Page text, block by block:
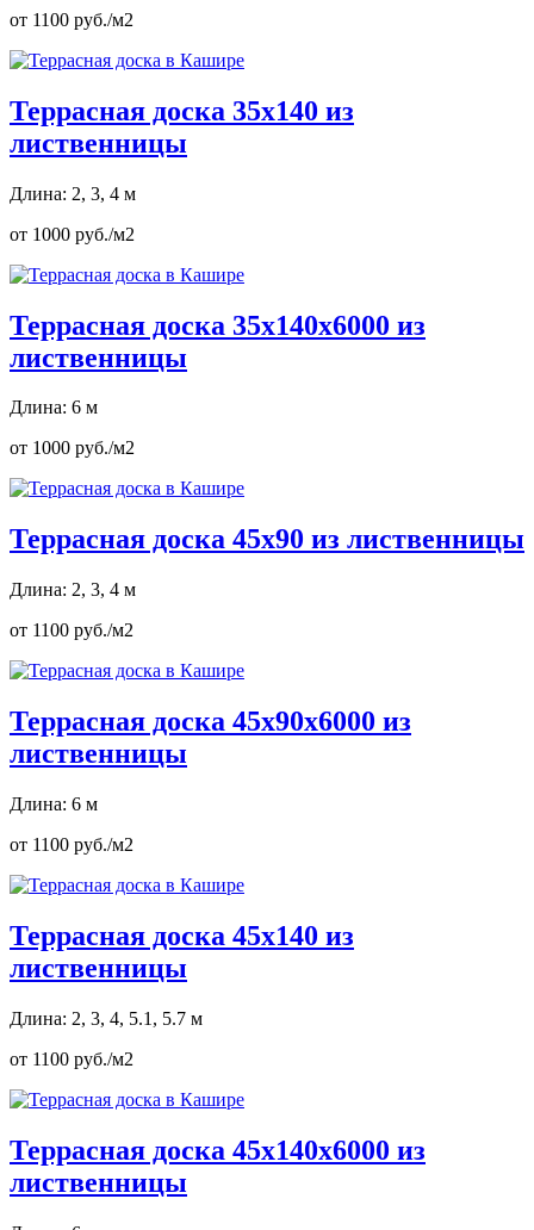
от 1100 руб./м2
Террасная доска 35х140 из
лиственницы
Длина: 2, 3, 4 м
от 1000 руб./м2
Террасная доска 35х140х6000 из
лиственницы
Длина: 6 м
от 1000 руб./м2
Террасная доска 45х90 из лиственницы
Длина: 2, 3, 4 м
от 1100 руб./м2
Террасная доска 45х90х6000 из
лиственницы
Длина: 6 м
от 1100 руб./м2
Террасная доска 45х140 из
лиственницы
Длина: 2, 3, 4, 5.1, 5.7 м
от 1100 руб./м2
Террасная доска 45х140х6000 из
лиственницы